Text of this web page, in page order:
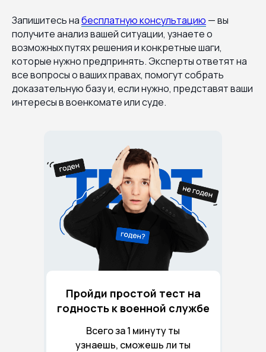
Запишитесь набесплатную консультацию — вы
получите анализ вашей ситуации, узнаете о
возможных путях решения и конкретные шаги,
которые нужно предпринять. Эксперты ответят на
все вопросы о ваших правах, помогут собрать
доказательную базу и, если нужно, представят ваши
интересы в военкомате или суде.
Всего за 1 минуту ты
узнаешь, сможешь ли ты
Пройди простой тест на
годность к военной службе